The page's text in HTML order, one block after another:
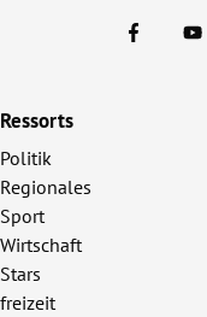
Ressorts
Politik
Regionales
Sport
Wirtschaft
Stars
freizeit